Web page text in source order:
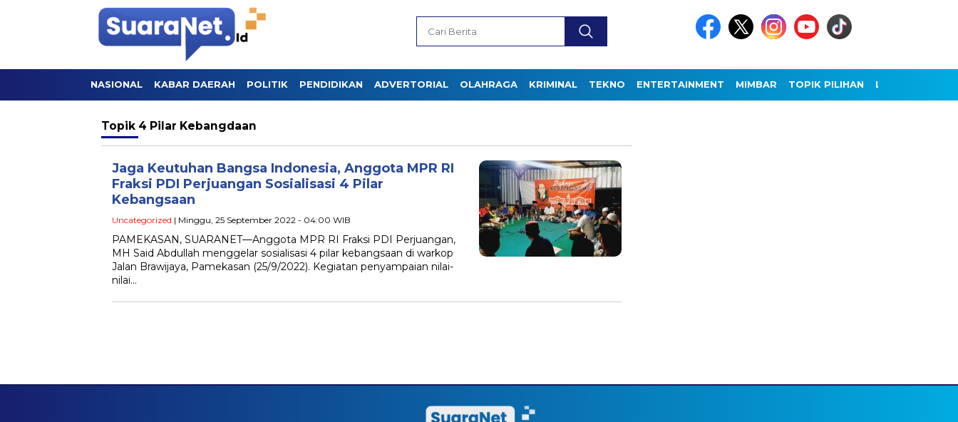
NASIONAL KABAR DAERAH POLITIK PENDIDIKAN ADVERTORIAL OLAHRAGA KRIMINAL TEKNO ENTERTAINMENT MIMBAR TOPIK PILIHAN LAINNYA
Topik 4 Pilar Kebangdaan
Jaga Keutuhan Bangsa Indonesia, Anggota MPR RI
Fraksi PDI Perjuangan Sosialisasi 4 Pilar
Kebangsaan
Uncategorized | Minggu, 25 September 2022 - 04:00 WIB
PAMEKASAN, SUARANET—Anggota MPR RI Fraksi PDI Perjuangan,
MH Said Abdullah menggelar sosialisasi 4 pilar kebangsaan di warkop
Jalan Brawijaya, Pamekasan (25/9/2022). Kegiatan penyampaian nilai-
nilai…